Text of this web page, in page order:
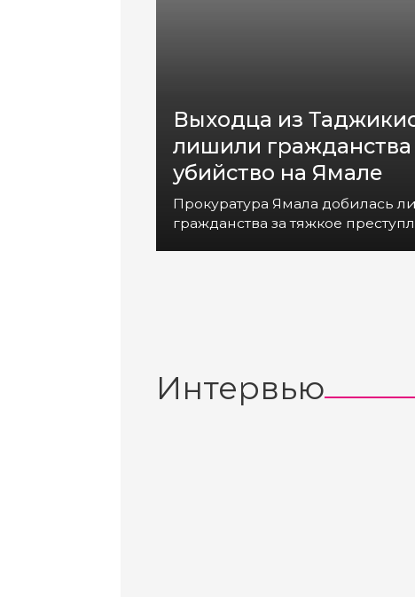
Выходца из
лишили
убийство на Ямале
Прокуратура Ямала добилась
гражданства за тяжкое
Интервью